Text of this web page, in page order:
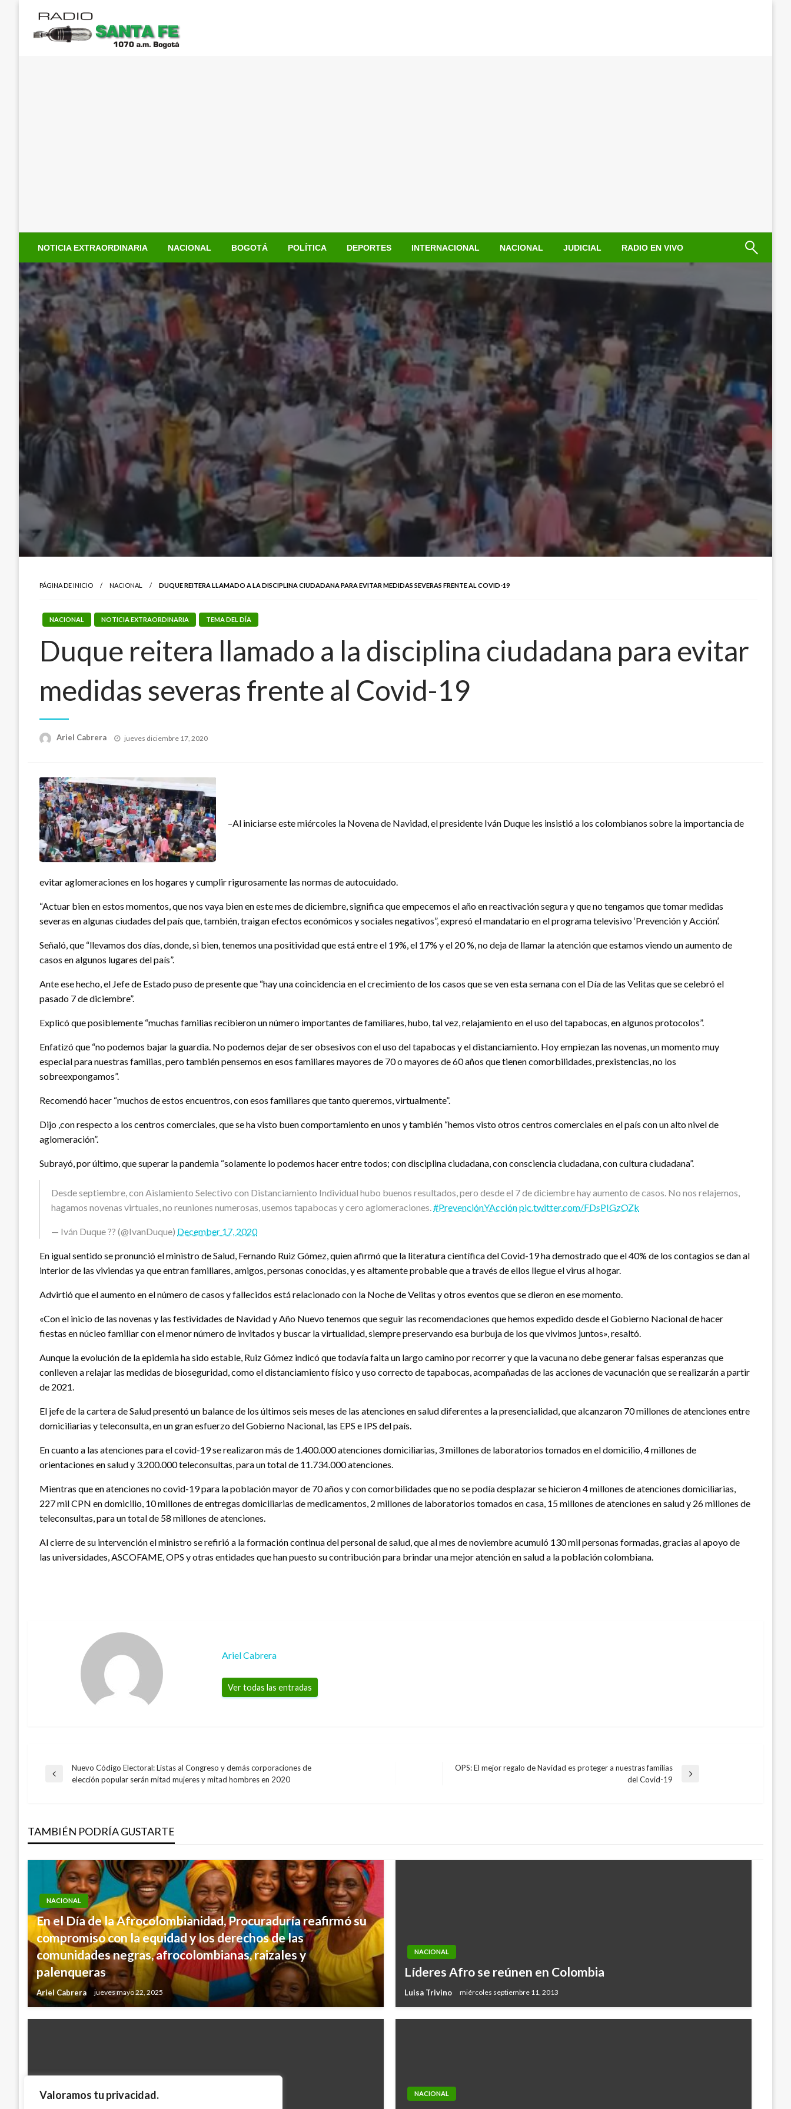
Valoramos tu privacidad.
contenido
NOTICIA EXTRAORDINARIA NACIONAL BOGOTÁ POLÍTICA DEPORTES INTERNACIONAL NACIONAL JUDICIAL RADIO EN VIVO
PÁGINA DE INICIO NACIONAL DUQUE REITERA LLAMADO A LA DISCIPLINA CIUDADANA PARA EVITAR MEDIDAS SEVERAS FRENTE AL COVID-19
NACIONAL NOTICIA EXTRAORDINARIA TEMA DEL DÍA
Duque reitera llamado a la disciplina ciudadana para evitar
medidas severas frente al Covid-19
Ariel Cabrera
Publicado
jueves diciembre 17, 2020
–Al iniciarse este miércoles la Novena de Navidad, el presidente Iván Duque les insistió a los colombianos sobre la importancia de
evitar aglomeraciones en los hogares y cumplir rigurosamente las normas de autocuidado.
“Actuar bien en estos momentos, que nos vaya bien en este mes de diciembre, significa que empecemos el año en reactivación segura y que no tengamos que tomar medidas
severas en algunas ciudades del país que, también, traigan efectos económicos y sociales negativos”, expresó el mandatario en el programa televisivo ‘Prevención y Acción’.
Señaló, que “llevamos dos días, donde, si bien, tenemos una positividad que está entre el 19%, el 17% y el 20 %, no deja de llamar la atención que estamos viendo un aumento de
casos en algunos lugares del país”.
Ante ese hecho, el Jefe de Estado puso de presente que “hay una coincidencia en el crecimiento de los casos que se ven esta semana con el Día de las Velitas que se celebró el
pasado 7 de diciembre”.
Explicó que posiblemente “muchas familias recibieron un número importantes de familiares, hubo, tal vez, relajamiento en el uso del tapabocas, en algunos protocolos”.
Enfatizó que “no podemos bajar la guardia. No podemos dejar de ser obsesivos con el uso del tapabocas y el distanciamiento. Hoy empiezan las novenas, un momento muy
especial para nuestras familias, pero también pensemos en esos familiares mayores de 70 o mayores de 60 años que tienen comorbilidades, prexistencias, no los
sobreexpongamos”.
Recomendó hacer “muchos de estos encuentros, con esos familiares que tanto queremos, virtualmente”.
Dijo ,con respecto a los centros comerciales, que se ha visto buen comportamiento en unos y también “hemos visto otros centros comerciales en el país con un alto nivel de
aglomeración”.
Subrayó, por último, que superar la pandemia “solamente lo podemos hacer entre todos; con disciplina ciudadana, con consciencia ciudadana, con cultura ciudadana”.
Desde septiembre, con Aislamiento Selectivo con Distanciamiento Individual hubo buenos resultados, pero desde el 7 de diciembre hay aumento de casos. No nos relajemos,
hagamos novenas virtuales, no reuniones numerosas, usemos tapabocas y cero aglomeraciones.#PrevenciónYAcciónpic.twitter.com/FDsPIGzOZk
— Iván Duque ?? (@IvanDuque) December 17, 2020
En igual sentido se pronunció el ministro de Salud, Fernando Ruiz Gómez, quien afirmó que la literatura científica del Covid-19 ha demostrado que el 40% de los contagios se dan al
interior de las viviendas ya que entran familiares, amigos, personas conocidas, y es altamente probable que a través de ellos llegue el virus al hogar.
Advirtió que el aumento en el número de casos y fallecidos está relacionado con la Noche de Velitas y otros eventos que se dieron en ese momento.
«Con el inicio de las novenas y las festividades de Navidad y Año Nuevo tenemos que seguir las recomendaciones que hemos expedido desde el Gobierno Nacional de hacer
fiestas en núcleo familiar con el menor número de invitados y buscar la virtualidad, siempre preservando esa burbuja de los que vivimos juntos», resaltó.
Aunque la evolución de la epidemia ha sido estable, Ruiz Gómez indicó que todavía falta un largo camino por recorrer y que la vacuna no debe generar falsas esperanzas que
conlleven a relajar las medidas de bioseguridad, como el distanciamiento físico y uso correcto de tapabocas, acompañadas de las acciones de vacunación que se realizarán a partir
de 2021.
El jefe de la cartera de Salud presentó un balance de los últimos seis meses de las atenciones en salud diferentes a la presencialidad, que alcanzaron 70 millones de atenciones entre
domiciliarias y teleconsulta, en un gran esfuerzo del Gobierno Nacional, las EPS e IPS del país.
En cuanto a las atenciones para el covid-19 se realizaron más de 1.400.000 atenciones domiciliarias, 3 millones de laboratorios tomados en el domicilio, 4 millones de
orientaciones en salud y 3.200.000 teleconsultas, para un total de 11.734.000 atenciones.
Mientras que en atenciones no covid-19 para la población mayor de 70 años y con comorbilidades que no se podía desplazar se hicieron 4 millones de atenciones domiciliarias,
227 mil CPN en domicilio, 10 millones de entregas domiciliarias de medicamentos, 2 millones de laboratorios tomados en casa, 15 millones de atenciones en salud y 26 millones de
teleconsultas, para un total de 58 millones de atenciones.
Al cierre de su intervención el ministro se refirió a la formación continua del personal de salud, que al mes de noviembre acumuló 130 mil personas formadas, gracias al apoyo de
las universidades, ASCOFAME, OPS y otras entidades que han puesto su contribución para brindar una mejor atención en salud a la población colombiana.
Ariel Cabrera
Ver todas las entradas
Navegación
entradas
Entrada
Nuevo Código Electoral: Listas al Congreso y demás corporaciones de
elección popular serán mitad mujeres y mitad hombres en 2020
OPS: El mejor regalo de Navidad es proteger a nuestras familias
del Covid-19
TAMBIÉN PODRÍA GUSTARTE
NACIONAL
En el Día de la Afrocolombianidad, Procuraduría reafirmó su
compromiso con la equidad y los derechos de las
comunidades negras, afrocolombianas, raizales y
palenqueras
Ariel Cabrera jueves mayo 22, 2025
NACIONAL
Líderes Afro se reúnen en Colombia
Luisa Trivino miércoles septiembre 11, 2013
NACIONAL NACIONAL